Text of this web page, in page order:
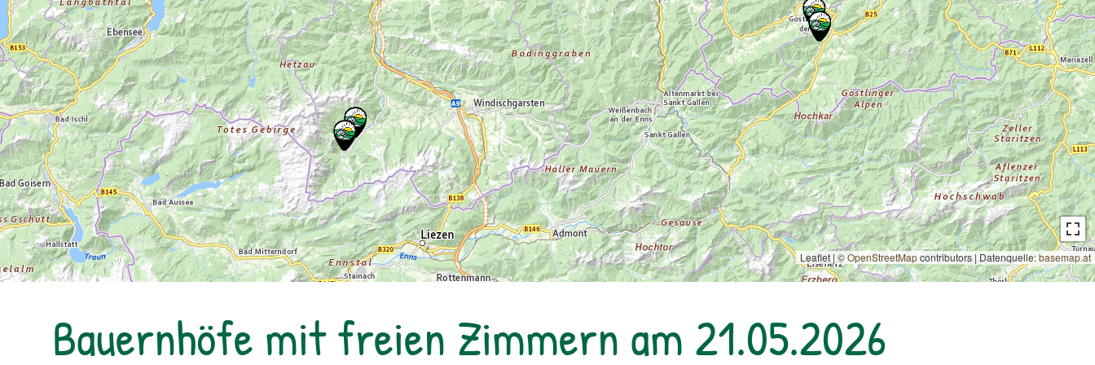
Leaflet | ©OpenStreetMapcontributors|Datenquelle:basemap.at
Bauernhöfe mit freien Zimmern am 21.05.2026